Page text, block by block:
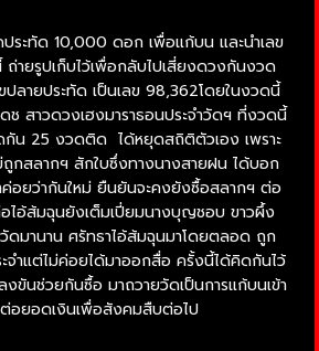
ระทัด 10,000 ดอก เพื่อแก้บน และนำเลข
ถ่ายรูปเก็บไว้เพื่อกลับไปเสี่ยงดวงกันงวด
ปลายประทัด เป็นเลข 98,362โดยในงวดนี้
ช สาวดวงเฮงมาราธอนประจำวัดฯ ที่งวดนี้
กัน 25 งวดติด ได้หยุดสถิติตัวเอง เพราะ
ถูกสลากฯ สักใบซึ่งทางนางสายฝน ได้บอก
อยว่ากันใหม่ ยืนยันจะคงยังซื้อสลากฯ ต่อ
อไอ้ส้มฉุนยังเต็มเปี่ยมนางบุญชอบ ขาวผึ้ง
ดมานาน ศรัทธาไอ้ส้มฉุนมาโดยตลอด ถูก
จำแต่ไม่ค่อยได้มาออกสื่อ ครั้งนี้ได้คิดกันไว้
งขันช่วยกันซื้อ มาถวายวัดเป็นการแก้บนเข้า
อยอดเงินเพื่อสังคมสืบต่อไป